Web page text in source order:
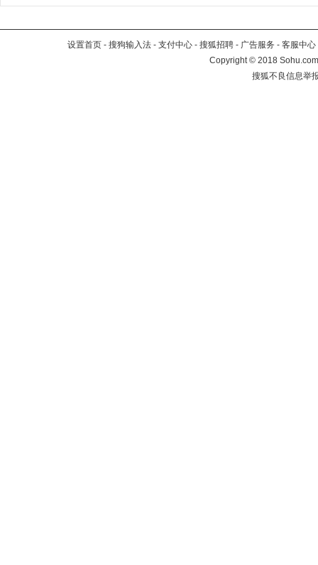
设置首页 - 搜狗输入法 - 支付中心 - 搜狐招聘 - 广告服务 - 客服中心
Copyright©2018
搜狐不良信息举